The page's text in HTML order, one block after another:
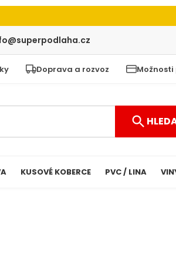
Doprava a rozvoz
KUSOVÉ KOBERCE PVC / LINA